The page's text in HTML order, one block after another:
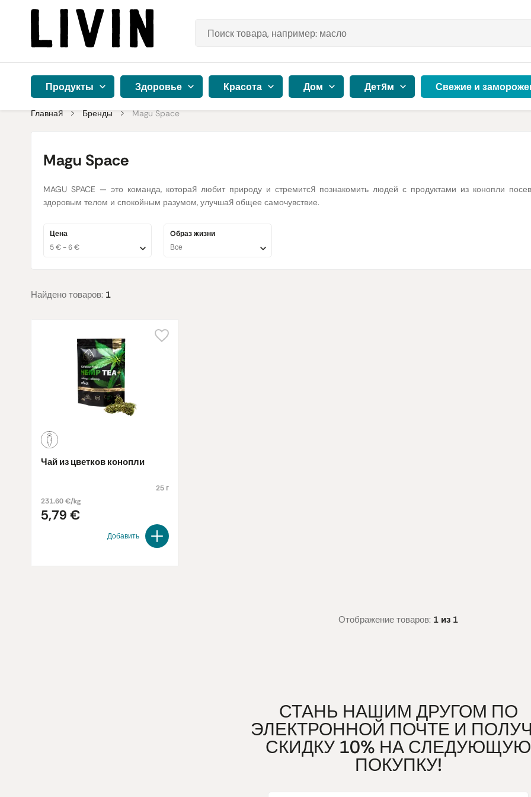
Продукты Здоровье Красота Дом Детям Свежие и
Главная Бренды Magu Space
Magu Space
MAGU SPACE — это команда, которая любит природу и стремится познакомить людей с продуктами из конопли
здоровым телом и спокойным разумом, улучшая общее самочувствие.
Цена
5 € - 6 €
Oбраз жизни
Все
Найдено товаров: 1
Чай из цветков конопли
25 г
231.60 €/kg
5,79 €
Добавить
Отображение товаров: 1 из 1
СТАНЬ НАШИМ ДРУГОМ ПО
ЭЛЕКТРОННОЙ ПОЧТЕ И
СКИДКУ 10% НА СЛЕДУЮЩУЮ
ПОКУПКУ!